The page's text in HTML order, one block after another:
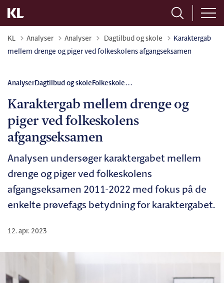
KL Analyser Analyser Tilbage til
Dagtilbud og skole
Karaktergab
mellem drenge og piger ved folkeskolens afgangseksamen
AnalyserDagtilbud og skole Folkeskole...
Karaktergab mellem drenge og
piger ved folkeskolens
afgangseksamen
Analysen undersøger karaktergabet mellem
drenge og piger ved folkeskolens
afgangseksamen 2011-2022 med fokus på de
enkelte prøvefags betydning for karaktergabet.
12. apr. 2023